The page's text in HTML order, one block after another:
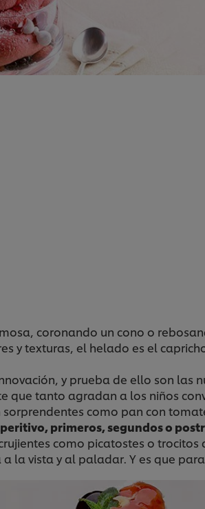
coronando un cono o
y texturas, el helado es el
y prueba de ello son las
que tanto agradan a los niños
como pan con
primeros, segundos o
como picatostes o
la vista y al paladar. Y es que